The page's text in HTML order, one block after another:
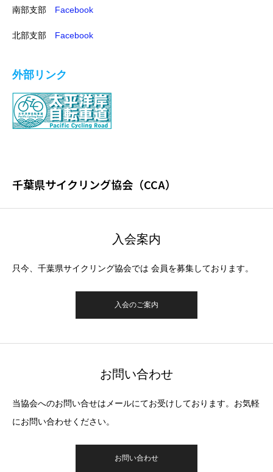
南部支部 Facebook
北部支部 Facebook
外部リンク
千葉県サイクリング協会（CCA）
入会案内
只今、千葉県サイクリング協会では 会員を募集しております。
入会のご案内
お問い合わせ
当協会へのお問い合せはメールにてお受けしております。お気軽
にお問い合わせください。
お問い合わせ